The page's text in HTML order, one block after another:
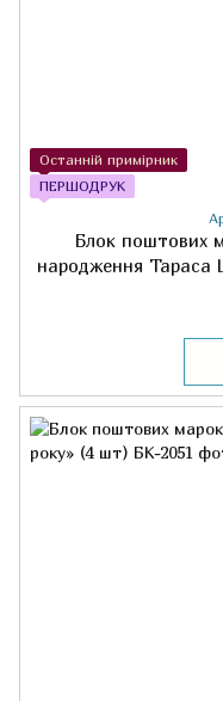
Останній примірник
ПЕРШОДРУК
Блок поштових
народження Тараса